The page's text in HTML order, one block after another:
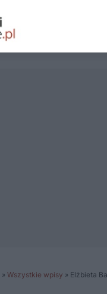
» Wszystkie wpisy » Elżbieta